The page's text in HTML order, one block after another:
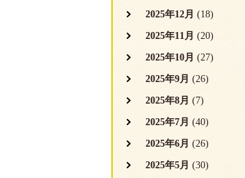
2025年12月 (18)
2025年11月 (20)
2025年10月 (27)
2025年9月 (26)
2025年8月 (7)
2025年7月 (40)
2025年6月 (26)
2025年5月 (30)